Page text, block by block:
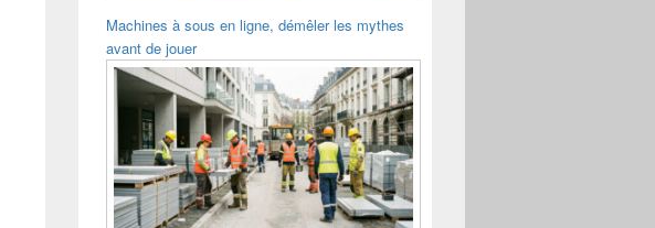
Machines à sous en ligne, démêler les mythes
avant de jouer